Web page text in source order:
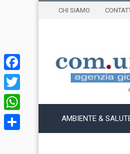
CHI SIAMO
AMBIENTE &
Facebook
Twitter
WhatsApp